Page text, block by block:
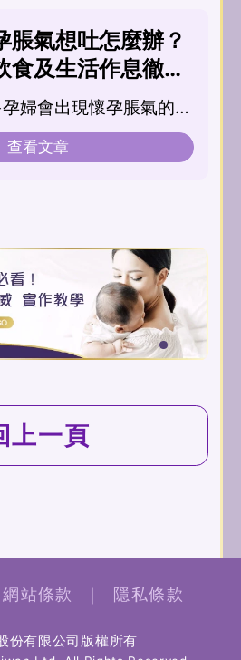
狀，以及懷孕初期頭痛
策
脹氣想吐怎麼辦？
食及生活作息徹底
孕婦脹氣
婦會出現懷孕脹氣的狀
何改善懷孕脹氣成了媽
大課題。本文將與媽媽
查看文章
上一頁
網站條款 ｜ 隱私條款
份有限公司版權所有